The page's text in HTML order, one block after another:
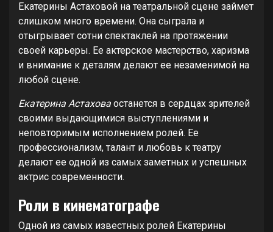
Екатерины Астаховой на театральной сцене займет
слишком много времени. Она сыграла и
отыгрывает сотни спектаклей на протяжении
своей карьеры. Ее актерское мастерство, харизма
и внимание к деталям делают ее незаменимой на
любой сцене.
Екатерина Астахова останется в сердцах зрителей
своими выдающимися выступлениями и
неповторимым исполнением ролей. Ее
профессионализм, талант и любовь к театру
делают ее одной из самых заметных и успешных
актрис современности.
Роли в кинематографе
Одной из самых известных ролей Екатерины